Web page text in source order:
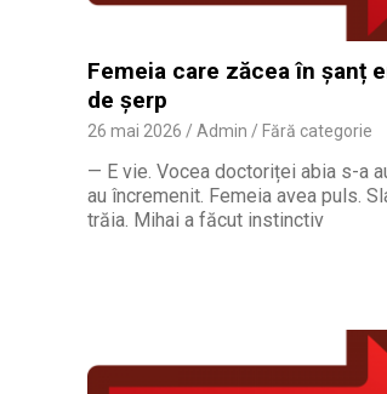
Femeia care zăcea în șanț
de șerp
26 mai 2026 Admin Fără categorie
— E vie. Vocea doctoriței abia s-a
au încremenit. Femeia avea puls.
trăia. Mihai a făcut instinctiv